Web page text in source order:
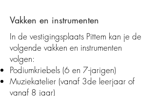
Vakken en instrumenten
In de vestigingsplaats Pittem kan je de
volgende vakken en instrumenten
volgen:
Podiumkriebels (6 en 7-jarigen)
Muziekatelier (vanaf 3de leerjaar of
vanaf 8 jaar)